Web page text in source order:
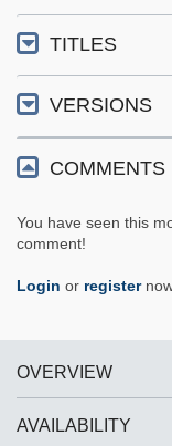
TITLES
VERSIONS
COMMENTS
You have seen this
comment!
Login or register
OVERVIEW
AVAILABILITY